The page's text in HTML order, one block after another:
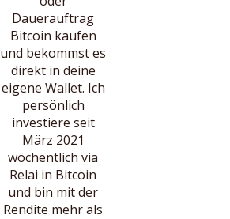
Dauerauftrag
Bitcoin kaufen
und bekommst es
direkt in deine
eigene Wallet. Ich
persönlich
investiere seit
März 2021
wöchentlich via
Relai in Bitcoin
und bin mit der
Rendite mehr als